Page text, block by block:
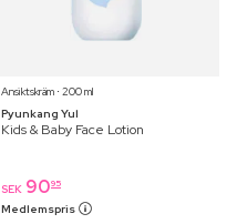
Ansiktskräm ⋅ 200 ml
Pyunkang Yul
Kids & Baby Face Lotion
SEK 9095
Medlemspris